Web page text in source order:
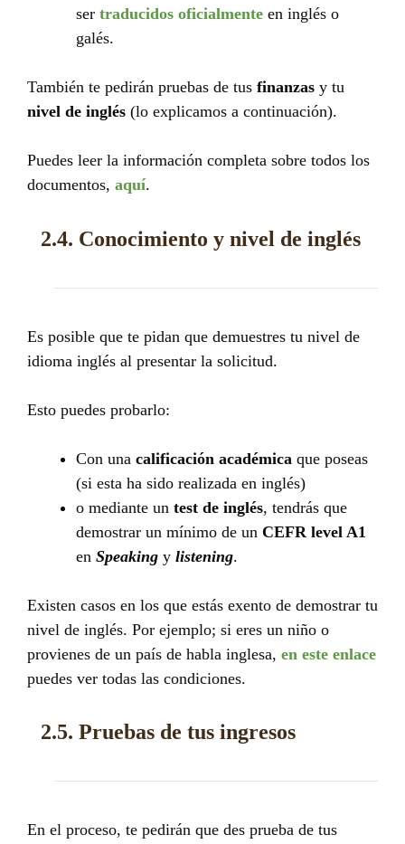
ser traducidos oficialmente en inglés o
galés.
También te pedirán pruebas de tus finanzas y tu
nivel de inglés (lo explicamos a continuación).
Puedes leer la información completa sobre todos los
documentos, aquí.
2.4. Conocimiento y nivel de inglés
Es posible que te pidan que demuestres tu nivel de
idioma inglés al presentar la solicitud.
Esto puedes probarlo:
Con una calificación académica que poseas
(si esta ha sido realizada en inglés)
o mediante un test de inglés, tendrás que
demostrar un mínimo de un CEFR level A1
en Speaking y listening.
Existen casos en los que estás exento de demostrar tu
nivel de inglés. Por ejemplo; si eres un niño o
provienes de un país de habla inglesa, en este enlace
puedes ver todas las condiciones.
2.5. Pruebas de tus ingresos
En el proceso, te pedirán que des prueba de tus